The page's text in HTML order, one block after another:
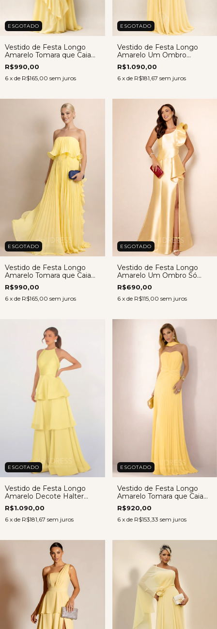
ESGOTADO
Vestido de Festa Longo
Amarelo Tomara que Caia
em Chiffon – Aimê
R$990,00
6 x de R$165,00 sem juros
ESGOTADO
Vestido de Festa Longo
Amarelo Um Ombro
Chiffon – Débora
R$1.090,00
6 x de R$181,67 sem juros
ESGOTADO
Vestido de Festa Longo
Amarelo Tomara que Caia
Chiffon Plissado – Sophia
R$990,00
6 x de R$165,00 sem juros
ESGOTADO
Vestido de Festa Longo
Amarelo Um Ombro Só
Zibeline – Alana
R$690,00
6 x de R$115,00 sem juros
ESGOTADO
Vestido de Festa Longo
Amarelo Decote Halter
Camadas Zibeline – Mavie
R$1.090,00
6 x de R$181,67 sem juros
ESGOTADO
Vestido de Festa Longo
Amarelo Tomara que Caia
Chiffon Plissado – Betina
R$920,00
6 x de R$153,33 sem juros